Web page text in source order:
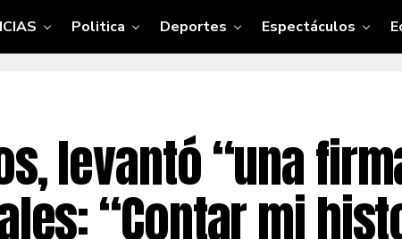
Politica Deportes Espectáculos
levantó “una
“Contar mi